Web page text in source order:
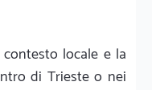
locale e la
di Trieste o nei